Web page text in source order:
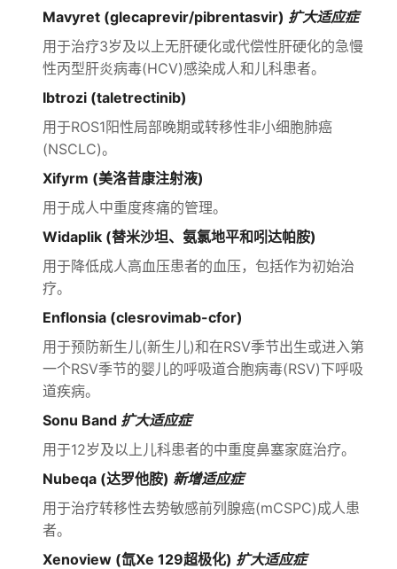
Mavyret (glecaprevir/pibrentasvir) 扩大适应症
用于治疗3岁及以上无肝硬化或代偿性肝硬化的急慢
性丙型肝炎病毒(HCV)感染成人和儿科患者。
Ibtrozi (taletrectinib)
用于ROS1阳性局部晚期或转移性非小细胞肺癌
(NSCLC)。
Xifyrm (美洛昔康注射液)
用于成人中重度疼痛的管理。
Widaplik (替米沙坦、氨氯地平和吲达帕胺)
用于降低成人高血压患者的血压，包括作为初始治
疗。
Enflonsia (clesrovimab-cfor)
用于预防新生儿(新生儿)和在RSV季节出生或进入第
一个RSV季节的婴儿的呼吸道合胞病毒(RSV)下呼吸
道疾病。
Sonu Band 扩大适应症
用于12岁及以上儿科患者的中重度鼻塞家庭治疗。
Nubeqa (达罗他胺) 新增适应症
用于治疗转移性去势敏感前列腺癌(mCSPC)成人患
者。
Xenoview (氙Xe 129超极化) 扩大适应症